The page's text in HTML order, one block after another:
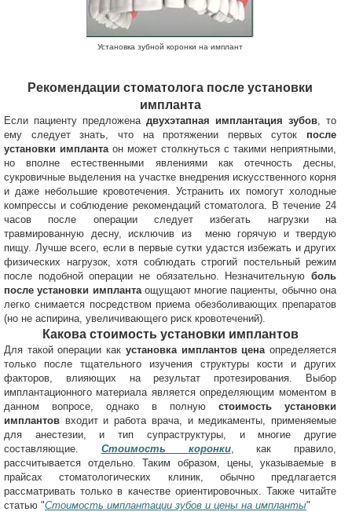
Установка зубной коронки на имплант
Рекомендации стоматолога после установки
импланта
Если пациенту предложена двухэтапная имплантация зубов , то
ему следует знать, что на протяжении первых суток после
установки импланта он может столкнуться с такими неприятными,
но вполне естественными явлениями как отечность десны,
сукровичные выделения на участке внедрения искусственного корня
и даже небольшие кровотечения. Устранить их помогут холодные
компрессы и соблюдение рекомендаций стоматолога. В течение 24
часов после операции следует избегать нагрузки на
травмированную десну, исключив из меню горячую и твердую
пищу. Лучше всего, если в первые сутки удастся избежать и других
физических нагрузок, хотя соблюдать строгий постельный режим
после подобной операции не обязательно. Незначительную боль
после установки имплантаощущают многие пациенты, обычно она
легко снимается посредством приема обезболивающих препаратов
(но не аспирина, увеличивающего риск кровотечений).
Какова стоимость установки имплантов
Для такой операции как установка имплантов ценаопределяется
только после тщательного изучения структуры кости и других
факторов, влияющих на результат протезирования. Выбор
имплантационного материала является определяющим моментом в
данном вопросе, однако в полную стоимость установки
имплантов входит и работа врача, и медикаменты, применяемые
для анестезии, и тип супраструктуры, и многие другие
составляющие. Стоимость коронки, как правило,
рассчитывается отдельно. Таким образом, цены, указываемые в
прайсах стоматологических клиник, обычно предлагается
рассматривать только в качестве ориентировочных. Также читайте
статью "Стоимость имплантации зубов и цены на импланты"